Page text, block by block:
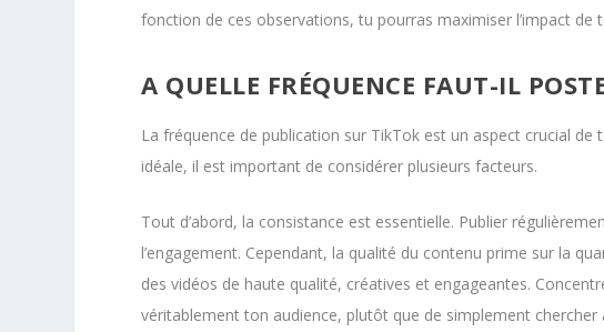
fonction de ces observations, tu pourras maximiser l’impact de
A QUELLE FRÉQUENCE FAUT-IL
La fréquence de publication sur TikTok est un aspect crucial
idéale, il est important de considérer plusieurs facteurs.
Tout d’abord, la consistance est essentielle. Publier
l’engagement. Cependant, la qualité du contenu prime sur la
des vidéos de haute qualité, créatives et engageantes.
véritablement ton audience, plutôt que de simplement